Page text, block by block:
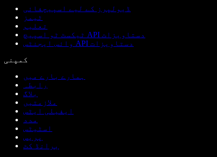
ڈیولپرز کے لیے اسپیچفائی
ٹیمز
تعلیم
ٹیکسٹ ٹو اسپیچ API دستاویزات
وائس ایجنٹس API دستاویزات
کمپنی
ہمارے بارے میں
رابطہ
بلاگ
ملازمتیں
ایفیلی ایٹس
مدد
اسٹیٹس
پریس
برانڈ کٹ